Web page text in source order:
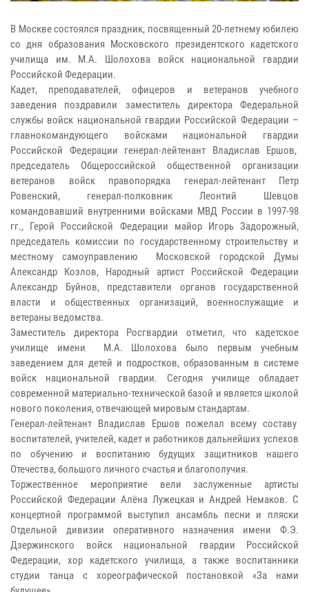
В Москве состоялся праздник, посвященный 20-летнему юбилею
со дня образования Московского президентского кадетского
училища им. М.А. Шолохова войск национальной гвардии
Российской Федерации.
Кадет, преподавателей, офицеров и ветеранов учебного
заведения поздравили заместитель директора Федеральной
службы войск национальной гвардии Российской Федерации –
главнокомандующего войсками национальной гвардии
Российской Федерации генерал-лейтенант Владислав Ершов,
председатель Общероссийской общественной организации
ветеранов войск правопорядка генерал-лейтенант Петр
Ровенский, генерал-полковник Леонтий Шевцов
командовавший внутренними войсками МВД России в 1997-98
гг., Герой Российской Федерации майор Игорь Задорожный,
председатель комиссии по государственному строительству и
местному самоуправлению Московской городской Думы
Александр Козлов, Народный артист Российской Федерации
Александр Буйнов, представители органов государственной
власти и общественных организаций, военнослужащие и
ветераны ведомства.
Заместитель директора Росгвардии отметил, что кадетское
училище имени М.А. Шолохова было первым учебным
заведением для детей и подростков, образованным в системе
войск национальной гвардии. Сегодня училище обладает
современной материально-технической базой и является школой
нового поколения, отвечающей мировым стандартам.
Генерал-лейтенант Владислав Ершов пожелал всему составу
воспитателей, учителей, кадет и работников дальнейших успехов
по обучению и воспитанию будущих защитников нашего
Отечества, большого личного счастья и благополучия.
Торжественное мероприятие вели заслуженные артисты
Российской Федерации Алёна Лужецкая и Андрей Немаков. С
концертной программой выступил ансамбль песни и пляски
Отдельной дивизии оперативного назначения имени Ф.Э.
Дзержинского войск национальной гвардии Российской
Федерации, хор кадетского училища, а также воспитанники
студии танца с хореографической постановкой «За нами